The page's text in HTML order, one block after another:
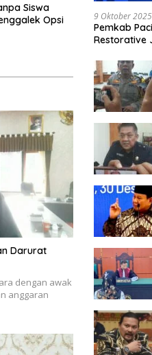
Siswa
Opsi
Darurat
dengan awak
anggaran
9 Oktober 2025
Pemkab
Restorative